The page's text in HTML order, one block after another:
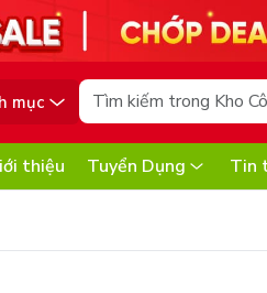
mục
thiệu Tuyển Dụng Tin